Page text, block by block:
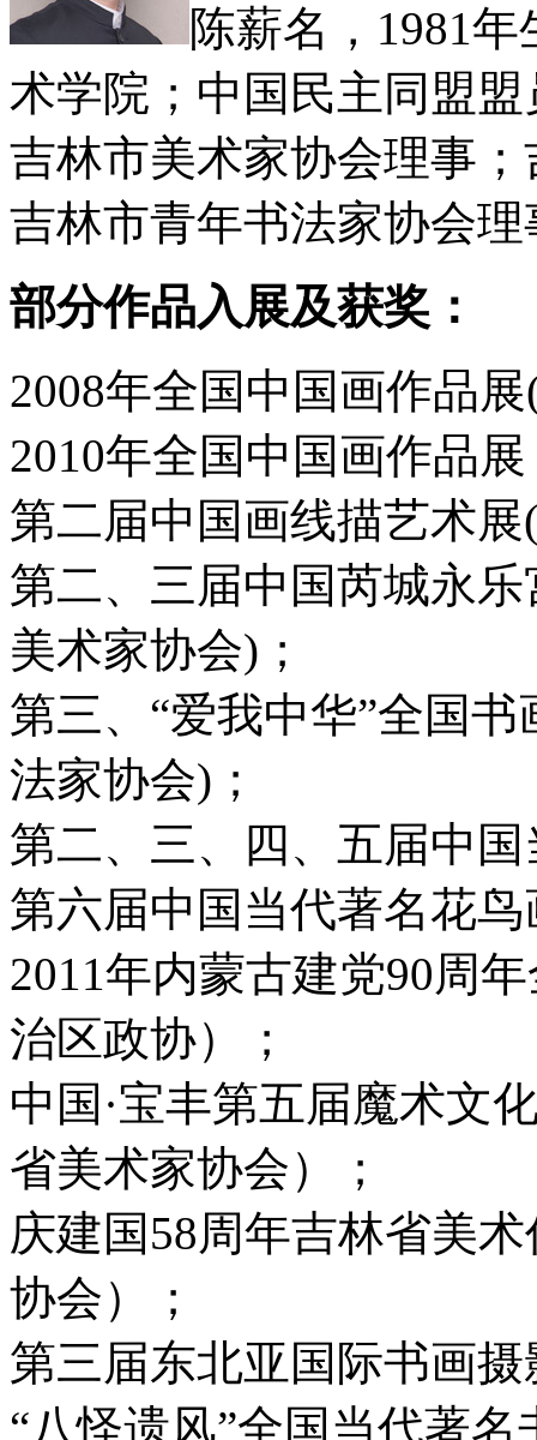
陈薪名，1981
术学院；中国民主同盟
吉林市美术家协会理事
吉林市青年书法家协会
部分作品入展及获奖：
2008年全国中国画作品
2010年全国中国画作品
第二届中国画线描艺术
第二、三届中国芮城永
美术家协会)；
第三、“爱我中华”全国
法家协会)；
第二、三、四、五届中
第六届中国当代著名花
2011年内蒙古建党90周
治区政协）；
中国·宝丰第五届魔术文
省美术家协会）；
庆建国58周年吉林省美
协会）；
第三届东北亚国际书画
“八怪遗风”全国当代著